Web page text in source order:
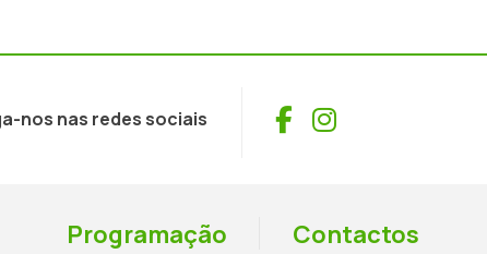
nos nas redes sociais Facebook
Instagram
Programação Contactos